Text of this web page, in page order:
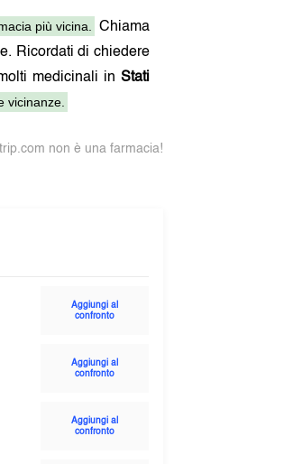
più vicina.
Chiama
Ricordati di chiedere
medicinali in Stati
vicinanze.
non è una farmacia!
Aggiungi al
confronto
Aggiungi al
confronto
Aggiungi al
confronto